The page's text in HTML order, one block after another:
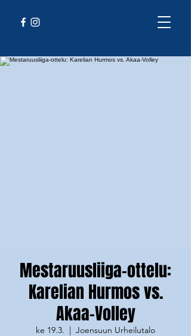
Mestaruusliiga-ottelu:
Karelian Hurmos vs.
Akaa-Volley
ke 19.3.
  |
Joensuun Urheilutalo